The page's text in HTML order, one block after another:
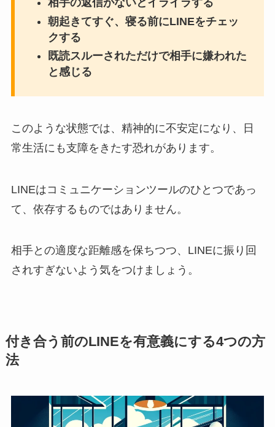
相手の返信がないとイライラする
朝起きてすぐ、寝る前にLINEをチェッ
クする
既読スルーされただけで相手に嫌われた
と感じる
このような状態では、精神的に不安定になり、日
常生活にも支障をきたす恐れがあります。
LINEはコミュニケーションツールのひとつであっ
て、依存するものではありません。
相手との適度な距離感を保ちつつ、LINEに振り回
されすぎないよう気をつけましょう。
付き合う前のLINEを有意義にする4つの方
法